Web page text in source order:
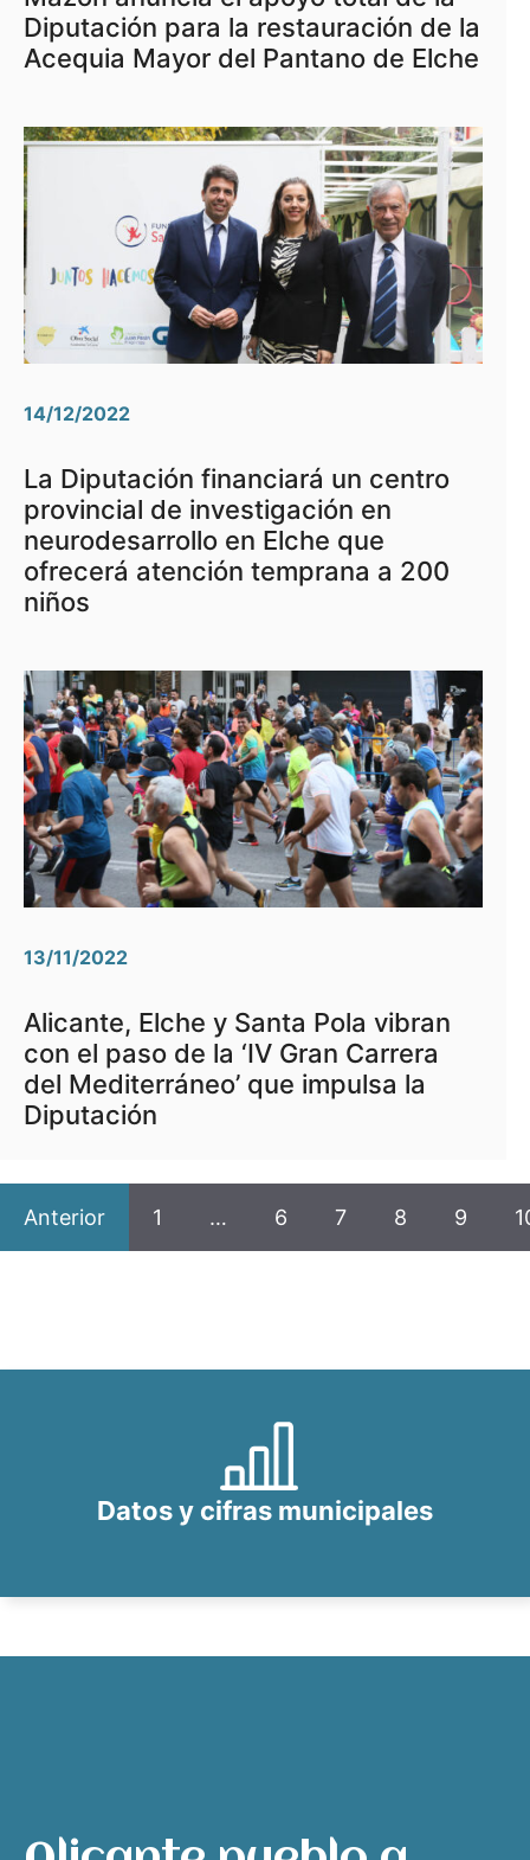
Diputación para la restauración de la
Acequia Mayor del Pantano de Elche
14/12/2022
La Diputación financiará un centro
provincial de investigación en
neurodesarrollo en Elche que
ofrecerá atención temprana a 200
niños
13/11/2022
Alicante, Elche y Santa Pola vibran
con el paso de la ‘IV Gran Carrera
del Mediterráneo’ que impulsa la
Diputación
Anterior 1 … 6 7 8 9
Datos y cifras municipales